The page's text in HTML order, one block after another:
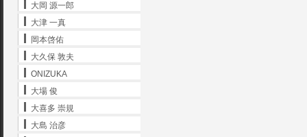
大岡 源一郎
大津 一真
岡本啓佑
大久保 敦夫
ONIZUKA
大場 俊
大喜多 崇規
大島 治彦